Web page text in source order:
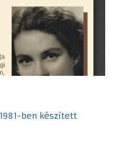
ben készített